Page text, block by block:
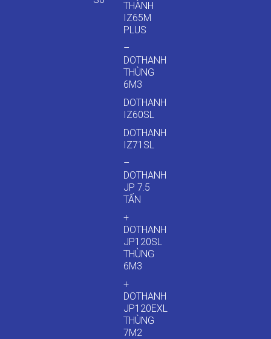
THÀNH
IZ65M
PLUS
–
DOTHANH
THÙNG
6M3
DOTHANH
IZ60SL
DOTHANH
IZ71SL
–
DOTHANH
JP 7.5
TẤN
+
DOTHANH
JP120SL
THÙNG
6M3
+
DOTHANH
JP120EXL
THÙNG
7M2